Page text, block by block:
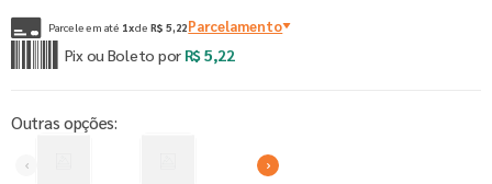
Parcele em até 1xde R$ 5,22Parcelamento
Pix ou Boleto por R$5,22
Outras opções: